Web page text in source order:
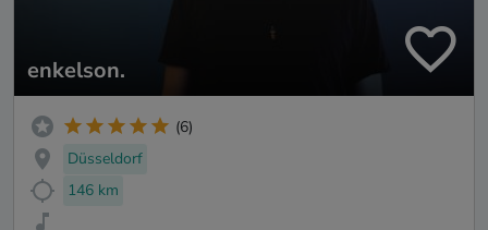
enkelson.
(6)
Düsseldorf
146 km